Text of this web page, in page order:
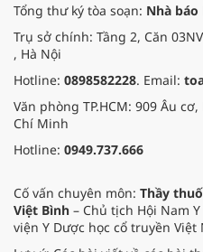
Tổng thư ký tòa soạn: Nhà báo
Trụ sở chính: Tầng 2, Căn
, Hà Nội
Hotline: 0898582228. Email:
Văn phòng TP.HCM: 909 Âu
Chí Minh
Hotline: 0949.737.666
Cố vấn chuyên môn: Thầy
Việt Bình – Chủ tịch Hội Nam
viện Y Dược học cổ truyền Việt